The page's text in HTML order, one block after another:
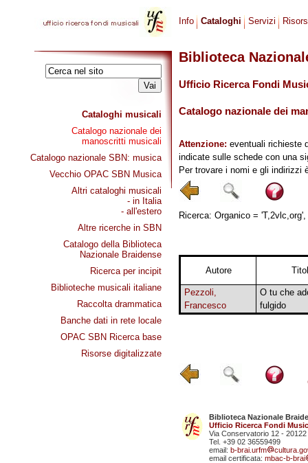
Cataloghi musicali
Catalogo nazionale dei
manoscritti musicali
Catalogo nazionale SBN: musica
Vecchio OPAC SBN Musica
Altri cataloghi musicali
- in Italia
- all'estero
Altre ricerche in SBN
Catalogo della Biblioteca
Nazionale Braidense
Ricerca per incipit
Biblioteche musicali italiane
Raccolta drammatica
Banche dati in rete locale
OPAC SBN Ricerca base
Risorse digitalizzate
Info Cataloghi Servizi
Biblioteca
Ufficio Ricerca Fondi
Catalogo nazionale dei
Attenzione: eventuali richieste
indicate sulle schede con una
Per trovare i nomi e gli indirizzi
Ricerca: Organico =
Autore
Pezzoli,
Francesco
O tu che
fulgido
Biblioteca Nazionale
Ufficio Ricerca Fondi
Via Conservatorio 12 - 20122
Tel. +39 02 36559499
email: b-brai.urfm
email certificata: mbac-b-brai